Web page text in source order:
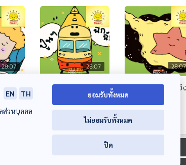
28:07
มต้อง
?
28:07
EP. 2059: ทำไม
รถไฟถึงเรียกว่ารถไฟ
พระอาทิตย์ยิ้มแฉ่ง
28:07
EP. 2060: ทำไมจึ
เกิดดาวตกนะ
พระอาทิตย์ยิ้มแฉ่ง
00:00:00
EN
TH
ส่วนบุคคล
ยอมรับทั้งหมด
ไม่ยอมรับทั้งหมด
ปิด